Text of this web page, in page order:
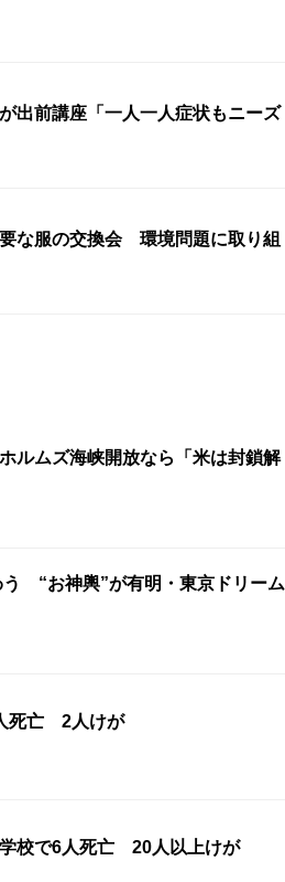
出前講座「一人一人症状もニーズ
な服の交換会 環境問題に取り組
ルムズ海峡開放なら「米は封鎖解
“お神輿”が有明・東京ドリーム
死亡 2人けが
校で6人死亡 20人以上けが